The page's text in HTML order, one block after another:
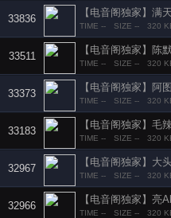
33836
【电音阁独家】满
TIME -- SIZE -- 320
33511
【电音阁独家】陈
TIME -- SIZE -- 320
33373
【电音阁独家】阿
TIME -- SIZE -- 320
33183
【电音阁独家】毛
TIME -- SIZE -- 320
32967
【电音阁独家】大
TIME -- SIZE -- 320
32966
【电音阁独家】亮
TIME -- SIZE -- 320